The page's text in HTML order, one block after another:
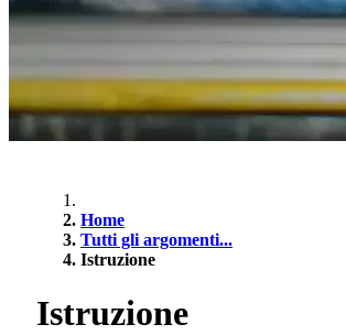
Home
Tutti gli argomenti...
Istruzione
Istruzione